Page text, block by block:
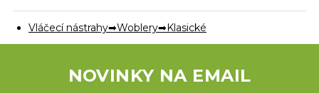
Vláčecí nástrahy Woblery Klasické
NOVINKY NA EMAIL